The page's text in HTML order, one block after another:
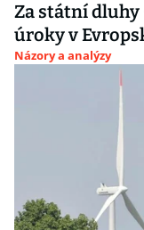
Za státní
úroky v
Názory a analýzy